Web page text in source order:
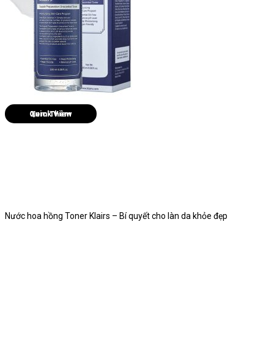
Quick View
Nước hoa hồng Toner Klairs – Bí quyết cho làn da khỏe đẹp